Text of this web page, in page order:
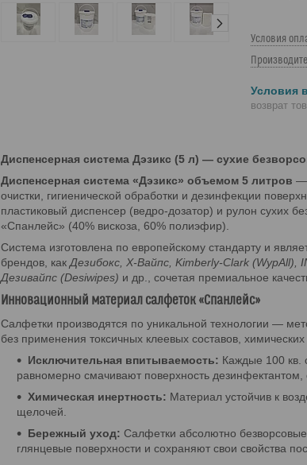
Условия
возврат
Диспенсерная система Дэзикс (5 л) — сухие
Диспенсерная система «Дэзикс» объемом 5 литров —
очистки, гигиенической обработки и дезинфекции
пластиковый диспенсер (ведро-дозатор) и рулон сухих
«Спанлейс» (40% вискоза, 60% полиэфир).
Система изготовлена по европейскому стандарту и
брендов, как Дезибокс, Х-Вайпс, Kimberly-Clark (WypAll),
Дезивайпс (Desiwipes) и др., сочетая премиальное
Инновационный материал салфеток «Спанлейс»
Салфетки производятся по уникальной технологии —
без применения токсичных клеевых составов,
Исключительная впитываемость: Каждые 100 кв.
равномерно смачивают поверхность
Химическая инертность: Материал устойчив к
щелочей.
Бережный уход: Салфетки абсолютно
глянцевые поверхности и сохраняют свои свойства